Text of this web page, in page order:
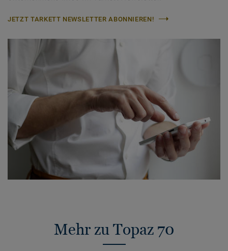
JETZT TARKETT NEWSLETTER ABONNIEREN!
Mehr zu Topaz 70